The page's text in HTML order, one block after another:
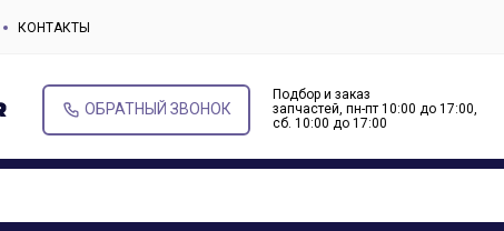
КОНТАКТЫ
ОБРАТНЫЙ ЗВОНОК
Подбор и заказ
запчастей, пн-пт 10:00 до 17:00,
cб. 10:00 до 17:00